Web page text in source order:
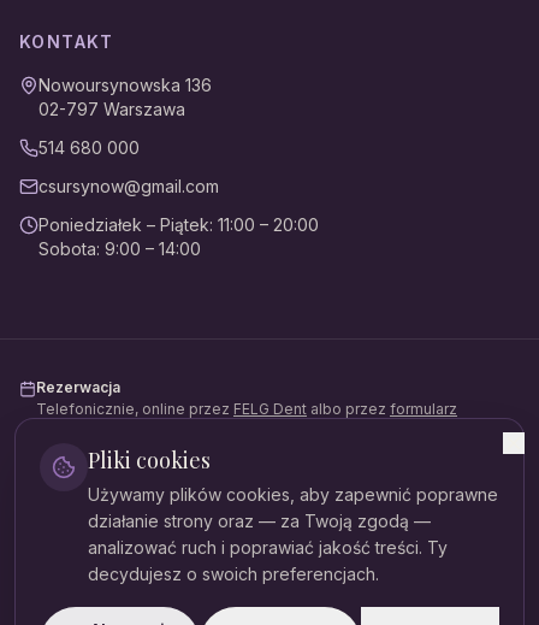
KONTAKT
Nowoursynowska 136
02-797 Warszawa
514 680 000
csursynow@gmail.com
Poniedziałek – Piątek: 11:00 – 20:00
Sobota: 9:00 – 14:00
Rezerwacja
Telefonicznie, online przez FELG Dent albo przez formularz
Płatności
Gotówka, karta, BLIK, przelew. Możliwość rozłożenia na raty
(Mediraty).
Dane rejestrowe
521-379-81-54
Pliki cookies
Używamy plików cookies, aby zapewnić poprawne
działanie strony oraz — za Twoją zgodą —
analizować ruch i poprawiać jakość treści. Ty
decydujesz o swoich preferencjach.